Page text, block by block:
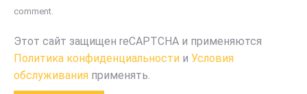
comment.
Этот сайт защищен reCAPTCHA и применяются
Политика конфиденциальности и Условия
обслуживания применять.